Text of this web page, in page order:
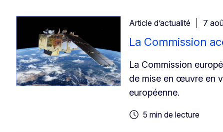
Article d’actualité 7
La Commission
La Commission
de mise en œuvre en
européenne.
5 min de lecture